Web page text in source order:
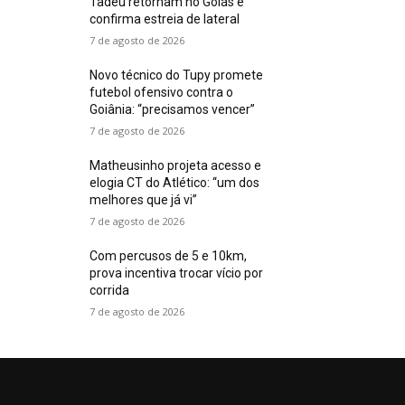
confirma estreia de lateral
7 de agosto de 2026
Novo técnico do Tupy promete
futebol ofensivo contra o
Goiânia: “precisamos vencer”
7 de agosto de 2026
Matheusinho projeta acesso e
elogia CT do Atlético: “um dos
melhores que já vi”
7 de agosto de 2026
Com percusos de 5 e 10km,
prova incentiva trocar vício por
corrida
7 de agosto de 2026